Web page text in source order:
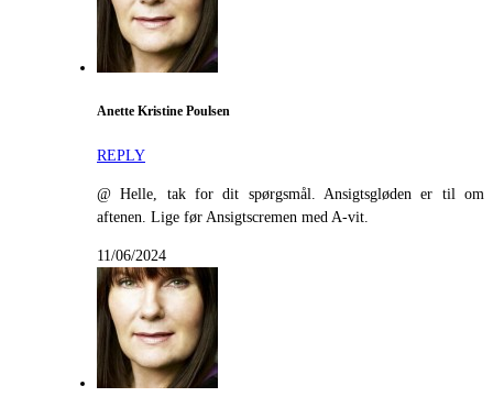
Anette Kristine Poulsen
REPLY
@ Helle, tak for dit spørgsmål. Ansigtsgløden er til om
aftenen. Lige før Ansigtscremen med A-vit.
11/06/2024